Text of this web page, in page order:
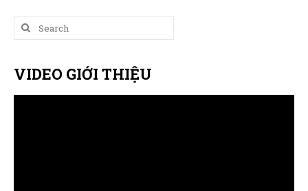
Dịch vụ hỗ trợ
Sản Phẩm
Giúp đỡ
Search
for:
VIDEO GIỚI THIỆU